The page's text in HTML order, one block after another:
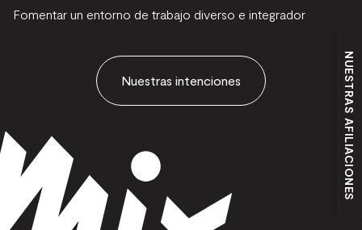
NUESTRAS AFILIACIONES
Fomentar un entorno de trabajo diverso e integrador
Nuestras intenciones